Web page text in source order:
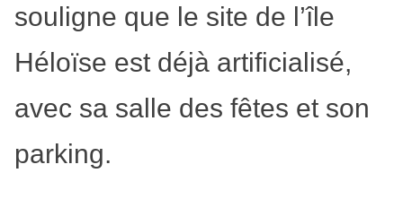
souligne que le site de l’île
Héloïse est déjà artificialisé,
avec sa salle des fêtes et son
parking.